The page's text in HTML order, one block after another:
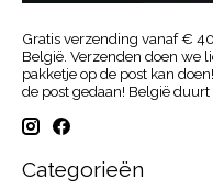
Gratis verzending vanaf €
België. Verzenden doen we
pakketje op de post kan
de post gedaan! België
Categorieën